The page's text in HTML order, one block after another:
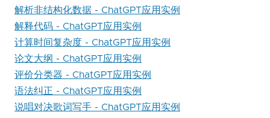
解析非结构化数据 - ChatGPT应用实例
解释代码 - ChatGPT应用实例
计算时间复杂度 - ChatGPT应用实例
论文大纲 - ChatGPT应用实例
评价分类器 - ChatGPT应用实例
语法纠正 - ChatGPT应用实例
说唱对决歌词写手 - ChatGPT应用实例